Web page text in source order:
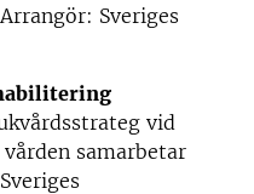
Sveriges
vid
samarbetar